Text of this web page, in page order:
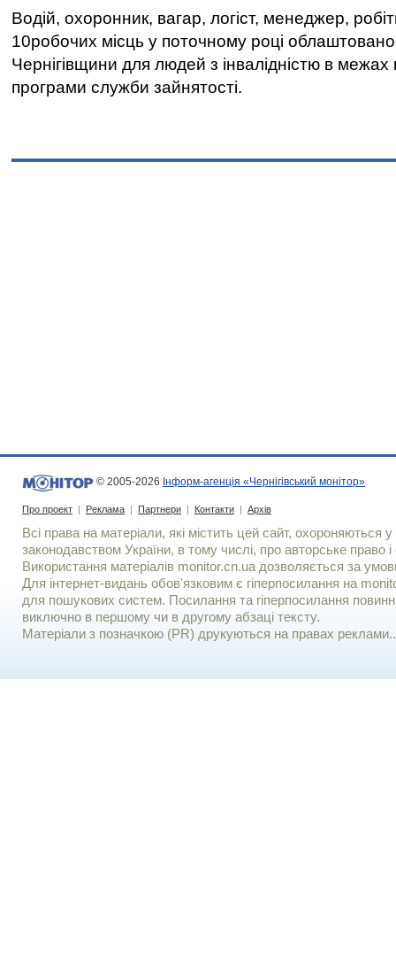
Водій, охоронник, вагар, логіст, менеджер,
10робочих місць у поточному році
Чернігівщини для людей з інвалідністю в межах
програми служби зайнятості.
© 2005-2026 Інформ-агенція «Чернігівський монітор»
Про проект | Реклама | Партнери | Контакти | Архів
Всі права на матеріали, які містить цей сайт, охороняються у
законодавством України, в тому числі, про авторське право і
Використання матерiалiв monitor.cn.ua дозволяється за
Для iнтернет-видань обов'язковим є гiперпосилання на
для пошукових систем. Посилання та гіперпосилання
виключно в першому чи в другому абзаці тексту.
Матеріали з позначкою (PR) друкуються на правах реклами..